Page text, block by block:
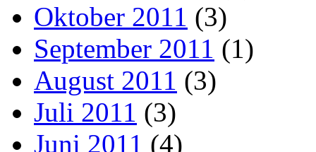
Oktober 2011 (3)
September 2011 (1)
August 2011 (3)
Juli 2011 (3)
Juni 2011 (4)